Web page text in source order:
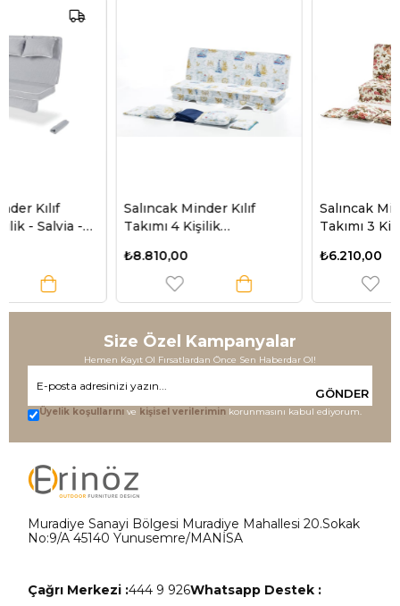
Salıncak Minder Kılıf
Takımı 4 Kişilik
Salıncak Minder Kılıf
Takımı 3 Kişilik
Size Özel Kampanyalar
Hemen Kayıt Ol Fırsatlardan Önce Sen Haberdar Ol!
GÖNDER
Üyelik koşullarını ve kişisel verilerimin korunmasını kabul ediyorum.
Muradiye Sanayi Bölgesi Muradiye Mahallesi 20.Sokak
No:9/A 45140 Yunusemre/MANİSA
Çağrı Merkezi :444 9 926Whatsapp Destek :